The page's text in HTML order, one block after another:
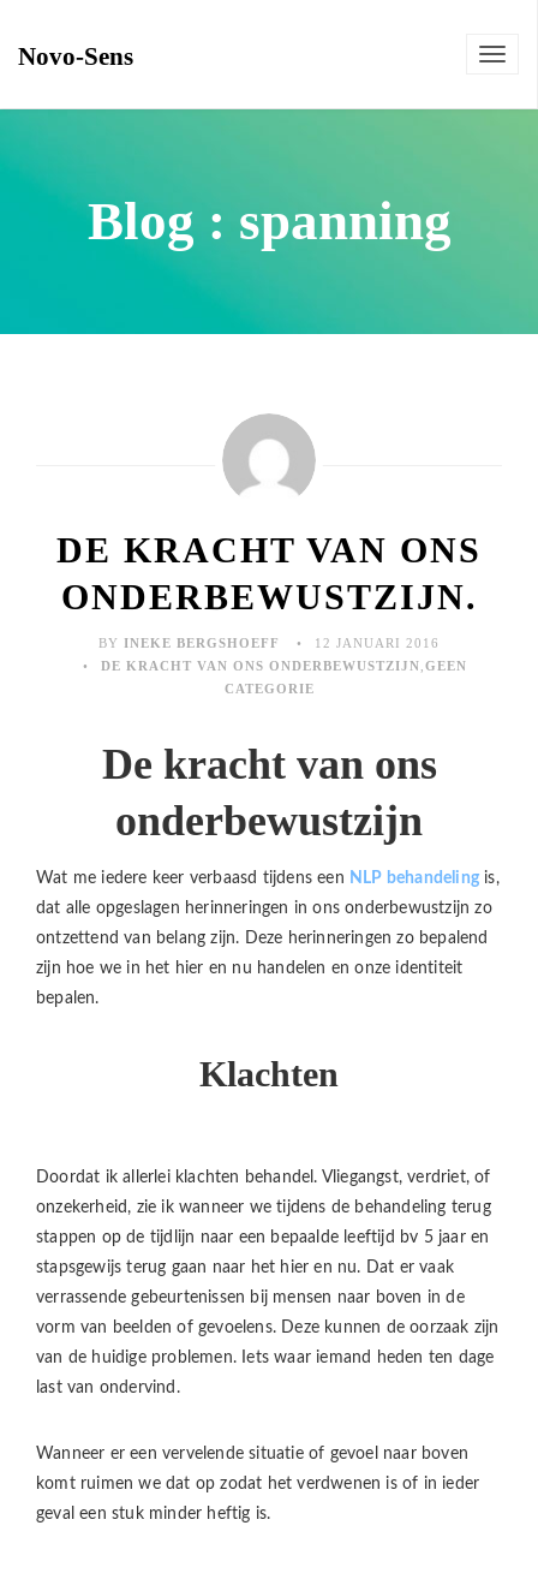
Novo-Sens
Blog : spanning
DE KRACHT VAN ONS
ONDERBEWUSTZIJN.
BY INEKE BERGSHOEFF
12 JANUARI 2016
DE KRACHT VAN ONS ONDERBEWUSTZIJN GEEN
CATEGORIE
De kracht van ons
onderbewustzijn
Wat me iedere keer verbaasd tijdens een NLP behandeling is,
dat alle opgeslagen herinneringen in ons onderbewustzijn zo
ontzettend van belang zijn. Deze herinneringen zo bepalend
zijn hoe we in het hier en nu handelen en onze identiteit
bepalen.
Klachten
Doordat ik allerlei klachten behandel. Vliegangst, verdriet, of
onzekerheid, zie ik wanneer we tijdens de behandeling terug
stappen op de tijdlijn naar een bepaalde leeftijd bv 5 jaar en
stapsgewijs terug gaan naar het hier en nu. Dat er vaak
verrassende gebeurtenissen bij mensen naar boven in de
vorm van beelden of gevoelens. Deze kunnen de oorzaak zijn
van de huidige problemen. Iets waar iemand heden ten dage
last van ondervind.
Wanneer er een vervelende situatie of gevoel naar boven
komt ruimen we dat op zodat het verdwenen is of in ieder
geval een stuk minder heftig is.